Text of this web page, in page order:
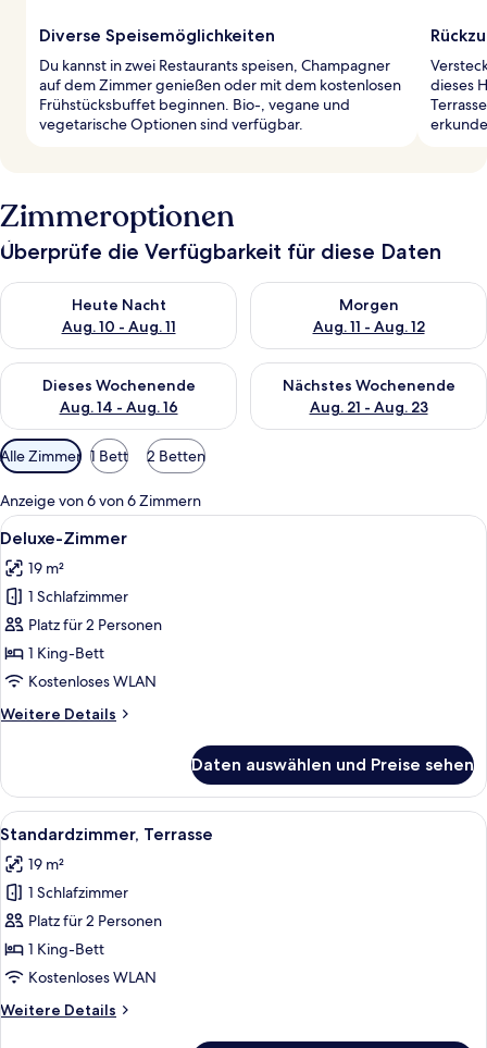
Diverse Speisemöglichkeiten
Du kannst in zwei Restaurants speisen, Champagner
auf dem Zimmer genießen oder mit dem kostenlosen
Frühstücksbuffet beginnen. Bio-, vegane und
vegetarische Optionen sind verfügbar.
dieses
Zimmeroptionen
Überprüfe die Verfügbarkeit für diese Daten
Heute Nacht
Aug. 10 - Aug. 11
Überprüfe die Verfügbarkeit für heute Nacht, Aug. 10 - Aug.
Morgen
Aug. 11 - Aug. 12
Überprüfe die Verfügbarkeit
Dieses Wochenende
Aug. 14 - Aug. 16
Überprüfe die Verfügbarkeit für dieses Wochenende, Aug. 14
Nächstes Wochenende
Aug. 21 - Aug. 23
Überprüfe die Verfügbarkeit
Verfügbare
Filter
für
Zimmer
Alle Zimmer 1 Bett 2 Betten
Anzeige von 6 von 6 Zimmern
Alle
Fotos
für
Deluxe-
Zimmer
anzeigen
Deluxe-Zimmer | 1 Schlafzimmer,
7
Deluxe-Zimmer
19 m²
1 Schlafzimmer
Platz für 2 Personen
1 King-Bett
Kostenloses WLAN
Weitere Details
Weitere
Zimmer
Daten auswählen und Preise sehen
Alle
Fotos
für
Standardzimmer,
Terrasse
anzeigen
Standardzimmer, Terrasse | 1
5
Standardzimmer, Terrasse
19 m²
1 Schlafzimmer
Platz für 2 Personen
1 King-Bett
Kostenloses WLAN
Weitere Details
Weitere